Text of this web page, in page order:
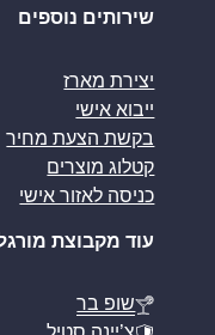
שירותים נוספים
יצירת מארז
ייבוא אישי
בקשת הצעת מחיר
קטלוג מוצרים
כניסה לאזור אישי
עוד מקבוצת
שופ בר